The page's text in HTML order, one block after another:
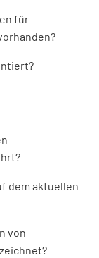
für
dem aktuellen
von